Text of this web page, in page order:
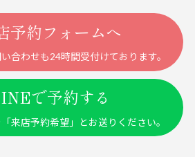
予約フォームへ
合わせも24時間受付けております。
で予約する
来店予約希望」とお送りください。